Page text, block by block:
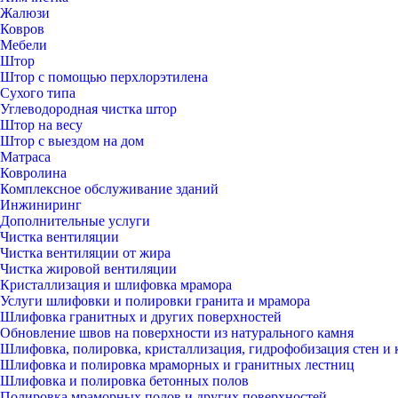
Жалюзи
Ковров
Мебели
Штор
Штор с помощью перхлорэтилена
Сухого типа
Углеводородная чистка штор
Штор на весу
Штор с выездом на дом
Матраса
Ковролина
Комплексное обслуживание зданий
Инжиниринг
Дополнительные услуги
Чистка вентиляции
Чистка вентиляции от жира
Чистка жировой вентиляции
Кристаллизация и шлифовка мрамора
Услуги шлифовки и полировки гранита и мрамора
Шлифовка гранитных и других поверхностей
Обновление швов на поверхности из натурального камня
Шлифовка, полировка, кристаллизация, гидрофобизация стен и
Шлифовка и полировка мраморных и гранитных лестниц
Шлифовка и полировка бетонных полов